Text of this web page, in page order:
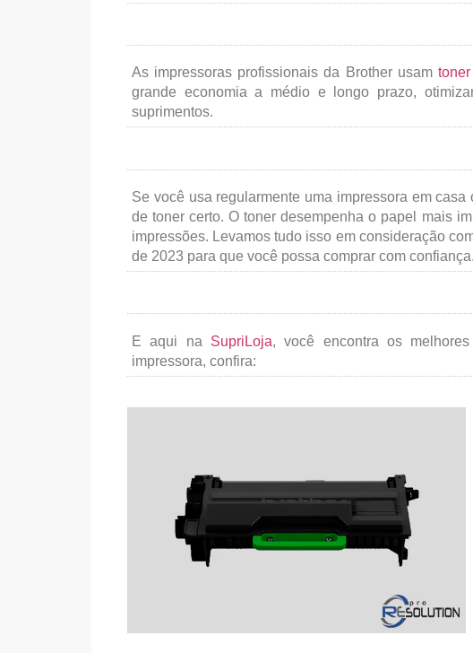
As impressoras profissionais da Brother usam toner
grande economia a médio e longo prazo,
suprimentos.
Se você usa regularmente uma impressora em
de toner certo. O toner desempenha o papel mais
impressões. Levamos tudo isso em consideração
de 2023 para que você possa comprar com confiança.
E aqui na SupriLoja, você encontra os
impressora, confira: